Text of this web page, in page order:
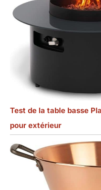
Test de la table basse
pour extérieur